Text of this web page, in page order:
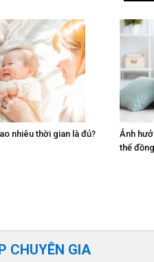
nhiêu thời gian là đủ?
Ảnh
thể
CHUYÊN GIA